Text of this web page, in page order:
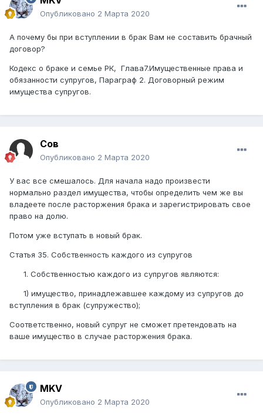
Опубликовано 2 Марта 2020
А почему бы при вступлении в брак Вам не составить брачный
договор?
Кодекс о браке и семье РК, Глава7.Имущественные права и
обязанности супругов, Параграф 2. Договорный режим
имущества супругов.
Сов
Опубликовано 2 Марта 2020
У вас все смешалось. Для начала надо произвести
нормально раздел имущества, чтобы определить чем же вы
владеете после расторжения брака и зарегистрировать свое
право на долю.
Потом уже вступать в новый брак.
Статья 35. Собственность каждого из супругов
1. Собственностью каждого из супругов являются:
1) имущество, принадлежавшее каждому из супругов до
вступления в брак (супружество);
Соответственно, новый супруг не сможет претендовать на
ваше имущество в случае расторжения брака.
MKV
Опубликовано 2 Марта 2020